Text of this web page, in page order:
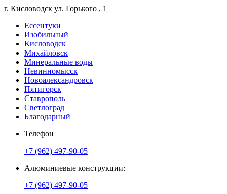
г. Кисловодск ул. Горького , 1
Ессентуки
Изобильный
Кисловодск
Михайловск
Минеральные воды
Невинномысск
Новоалександровск
Пятигорск
Ставрополь
Светлоград
Благодарный
Телефон
+7 (962) 497-90-05
Алюминиевые конструкции:
+7 (962) 497-90-05